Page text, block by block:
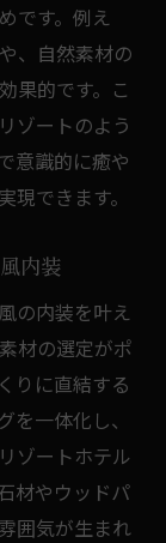
です。例え
、自然素材の
果的です。こ
ゾートのよう
意識的に癒や
できます。
内装
の内装を叶え
材の選定がポ
りに直結する
一体化し、
ゾートホテル
材やウッドパ
囲気が生まれ